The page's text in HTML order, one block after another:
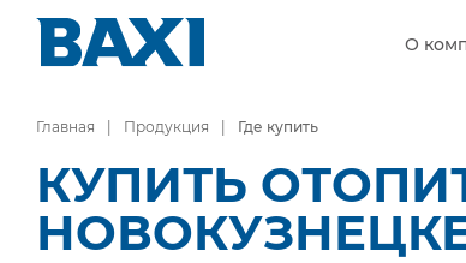
О
Главная Продукция Где купить
КУПИТЬ